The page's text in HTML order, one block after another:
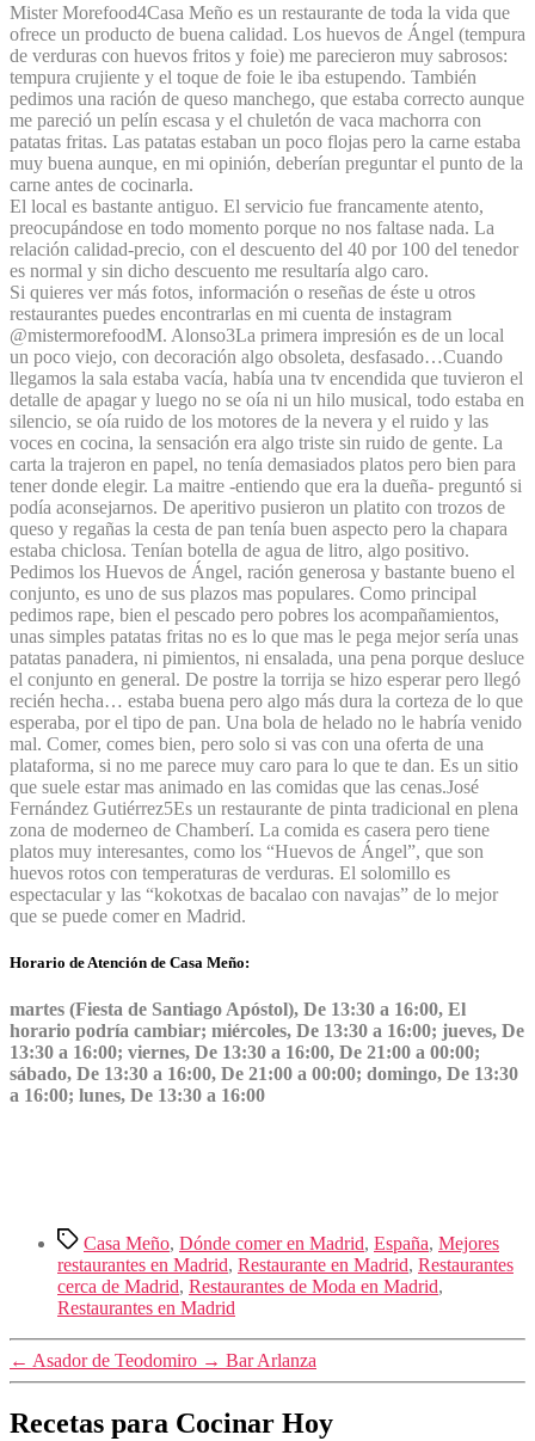
Mister Morefood4Casa Meño es un restaurante de toda la vida que
ofrece un producto de buena calidad. Los huevos de Ángel (tempura
de verduras con huevos fritos y foie) me parecieron muy sabrosos:
tempura crujiente y el toque de foie le iba estupendo. También
pedimos una ración de queso manchego, que estaba correcto aunque
me pareció un pelín escasa y el chuletón de vaca machorra con
patatas fritas. Las patatas estaban un poco flojas pero la carne estaba
muy buena aunque, en mi opinión, deberían preguntar el punto de la
carne antes de cocinarla.
El local es bastante antiguo. El servicio fue francamente atento,
preocupándose en todo momento porque no nos faltase nada. La
relación calidad-precio, con el descuento del 40 por 100 del tenedor
es normal y sin dicho descuento me resultaría algo caro.
Si quieres ver más fotos, información o reseñas de éste u otros
restaurantes puedes encontrarlas en mi cuenta de instagram
@mistermorefoodM. Alonso3La primera impresión es de un local
un poco viejo, con decoración algo obsoleta, desfasado…Cuando
llegamos la sala estaba vacía, había una tv encendida que tuvieron el
detalle de apagar y luego no se oía ni un hilo musical, todo estaba en
silencio, se oía ruido de los motores de la nevera y el ruido y las
voces en cocina, la sensación era algo triste sin ruido de gente. La
carta la trajeron en papel, no tenía demasiados platos pero bien para
tener donde elegir. La maitre -entiendo que era la dueña- preguntó si
podía aconsejarnos. De aperitivo pusieron un platito con trozos de
queso y regañas la cesta de pan tenía buen aspecto pero la chapara
estaba chiclosa. Tenían botella de agua de litro, algo positivo.
Pedimos los Huevos de Ángel, ración generosa y bastante bueno el
conjunto, es uno de sus plazos mas populares. Como principal
pedimos rape, bien el pescado pero pobres los acompañamientos,
unas simples patatas fritas no es lo que mas le pega mejor sería unas
patatas panadera, ni pimientos, ni ensalada, una pena porque desluce
el conjunto en general. De postre la torrija se hizo esperar pero llegó
recién hecha… estaba buena pero algo más dura la corteza de lo que
esperaba, por el tipo de pan. Una bola de helado no le habría venido
mal. Comer, comes bien, pero solo si vas con una oferta de una
plataforma, si no me parece muy caro para lo que te dan. Es un sitio
que suele estar mas animado en las comidas que las cenas.José
Fernández Gutiérrez5Es un restaurante de pinta tradicional en plena
zona de moderneo de Chamberí. La comida es casera pero tiene
platos muy interesantes, como los “Huevos de Ángel”, que son
huevos rotos con temperaturas de verduras. El solomillo es
espectacular y las “kokotxas de bacalao con navajas” de lo mejor
que se puede comer en Madrid.
Horario de Atención de Casa Meño:
martes (Fiesta de Santiago Apóstol), De 13:30 a 16:00, El
horario podría cambiar; miércoles, De 13:30 a 16:00; jueves, De
13:30 a 16:00; viernes, De 13:30 a 16:00, De 21:00 a 00:00;
sábado, De 13:30 a 16:00, De 21:00 a 00:00; domingo, De 13:30
a 16:00; lunes, De 13:30 a 16:00
Etiquetas
Casa Meño, Dónde comer en Madrid, España, Mejores
restaurantes en Madrid, Restaurante en Madrid, Restaurantes
cerca de Madrid, Restaurantes de Moda en Madrid,
Restaurantes en Madrid
← Asador de Teodomiro → Bar Arlanza
Recetas para Cocinar Hoy